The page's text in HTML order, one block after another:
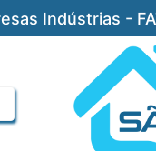
Indústrias -